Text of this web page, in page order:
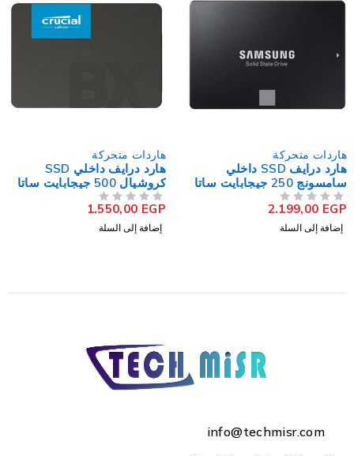
هارد درايف SSD داخلي
250 جيجابايت ساتا
هارد درايف داخلي SSD
كروشيال 500 جيجابايت ساتا
info@techmisr.com